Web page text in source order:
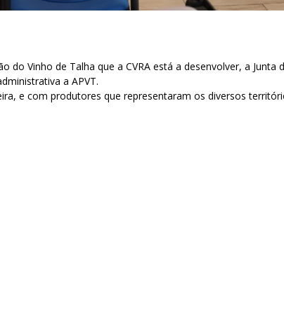
Vinho de Talha que a CVRA está a desenvolver, a Junta
a APVT.
e com produtores que representaram os diversos